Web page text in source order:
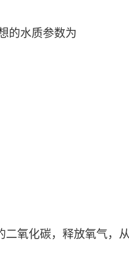
的水质参数为
氧化碳，释放氧气，